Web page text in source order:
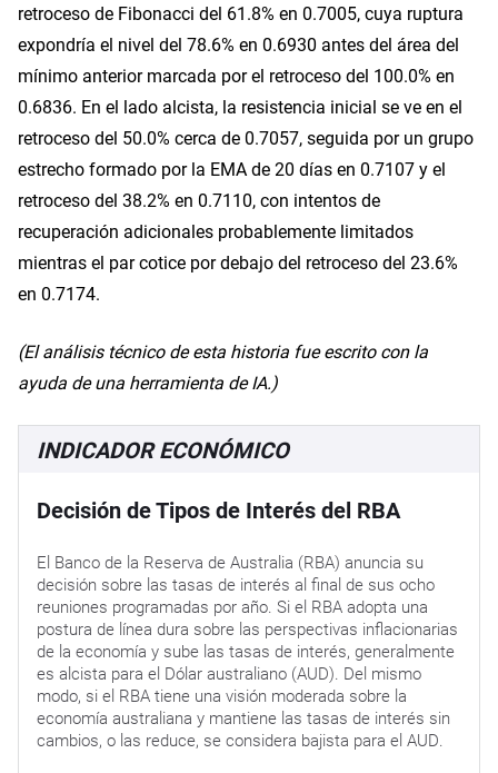
retroceso de Fibonacci del 61.8% en 0.7005, cuya ruptura
expondría el nivel del 78.6% en 0.6930 antes del área del
mínimo anterior marcada por el retroceso del 100.0% en
0.6836. En el lado alcista, la resistencia inicial se ve en el
retroceso del 50.0% cerca de 0.7057, seguida por un grupo
estrecho formado por la EMA de 20 días en 0.7107 y el
retroceso del 38.2% en 0.7110, con intentos de
recuperación adicionales probablemente limitados
mientras el par cotice por debajo del retroceso del 23.6%
en 0.7174.
(El análisis técnico de esta historia fue escrito con la
ayuda de una herramienta de IA.)
INDICADOR ECONÓMICO
Decisión de Tipos de Interés del RBA
El Banco de la Reserva de Australia (RBA) anuncia su
decisión sobre las tasas de interés al final de sus ocho
reuniones programadas por año. Si el RBA adopta una
postura de línea dura sobre las perspectivas inflacionarias
de la economía y sube las tasas de interés, generalmente
es alcista para el Dólar australiano (AUD). Del mismo
modo, si el RBA tiene una visión moderada sobre la
economía australiana y mantiene las tasas de interés sin
cambios, o las reduce, se considera bajista para el AUD.